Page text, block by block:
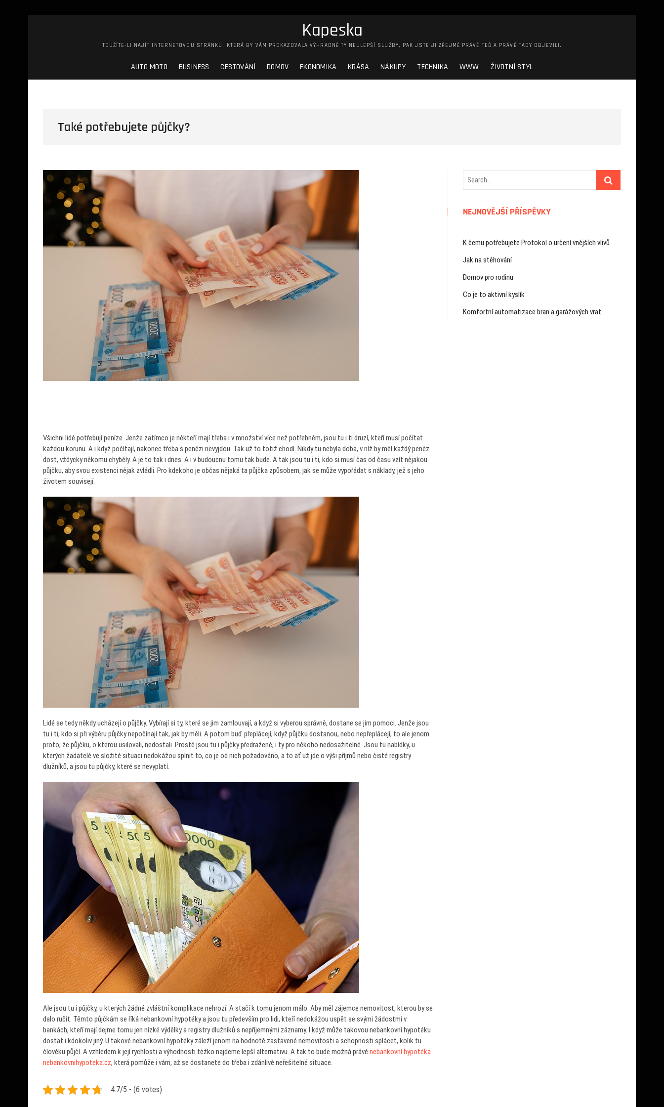
Kapeska
TOUŽÍTE-LI NAJÍT INTERNETOVOU STRÁNKU, KTERÁ BY VÁM PROKAZOVALA VÝHRADNĚ TY NEJLEPŠÍ SLUŽBY, PAK JSTE JI ZŘEJMĚ PRÁVĚ TEĎ A PRÁVĚ TADY OBJEVILI.
AUTO MOTO BUSINESS CESTOVÁNÍ DOMOV EKONOMIKA KRÁSA NÁKUPY TECHNIKA WWW ŽIVOTNÍ STYL
Také potřebujete půjčky?
Všichni lidé potřebují peníze. Jenže zatímco je někteří mají třeba i v množství více než potřebném, jsou tu i ti druzí, kteří musí počítat
každou korunu. A i když počítají, nakonec třeba s penězi nevyjdou. Tak už to totiž chodí. Nikdy tu nebyla doba, v níž by měl každý peněz
dost, vždycky někomu chyběly. A je to tak i dnes. A i v budoucnu tomu tak bude. A tak jsou tu i ti, kdo si musí čas od času vzít nějakou
půjčku, aby svou existenci nějak zvládli. Pro kdekoho je občas nějaká ta půjčka způsobem, jak se může vypořádat s náklady, jež s jeho
životem souvisejí.
Lidé se tedy někdy ucházejí o půjčky. Vybírají si ty, které se jim zamlouvají, a když si vyberou správně, dostane se jim pomoci. Jenže jsou
tu i ti, kdo si při výběru půjčky nepočínají tak, jak by měli. A potom buď přeplácejí, když půjčku dostanou, nebo nepřeplácejí, to ale jenom
proto, že půjčku, o kterou usilovali, nedostali. Prostě jsou tu i půjčky předražené, i ty pro někoho nedosažitelné. Jsou tu nabídky, u
kterých žadatelé ve složité situaci nedokážou splnit to, co je od nich požadováno, a to ať už jde o výši příjmů nebo čisté registry
dlužníků, a jsou tu půjčky, které se nevyplatí.
Ale jsou tu i půjčky, u kterých žádné zvláštní komplikace nehrozí. A stačí k tomu jenom málo. Aby měl zájemce nemovitost, kterou by se
dalo ručit. Těmto půjčkám se říká nebankovní hypotéky a jsou tu především pro lidi, kteří nedokážou uspět se svými žádostmi v
bankách, kteří mají dejme tomu jen nízké výdělky a registry dlužníků s nepříjemnými záznamy. I když může takovou nebankovní hypotéku
dostat i kdokoliv jiný. U takové nebankovní hypotéky záleží jenom na hodnotě zastavené nemovitosti a schopnosti splácet, kolik tu
člověku půjčí. A vzhledem k její rychlosti a výhodnosti těžko najdeme lepší alternativu. A tak to bude možná právě nebankovní hypotéka
nebankovnihypoteka.cz, která pomůže i vám, až se dostanete do třeba i zdánlivě neřešitelné situace.
4.7/5 - (6 votes)
NEJNOVĚJŠÍ PŘÍSPĚVKY
K čemu potřebujete Protokol o určení vnějších vlivů
Jak na stěhování
Domov pro rodinu
Co je to aktivní kyslík
Komfortní automatizace bran a garážových vrat